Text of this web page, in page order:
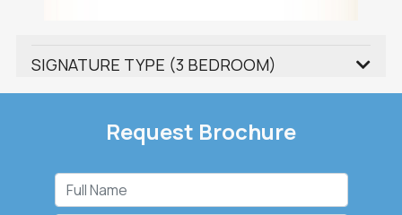
SIGNATURE TYPE (3 BEDROOM)
Request Brochure